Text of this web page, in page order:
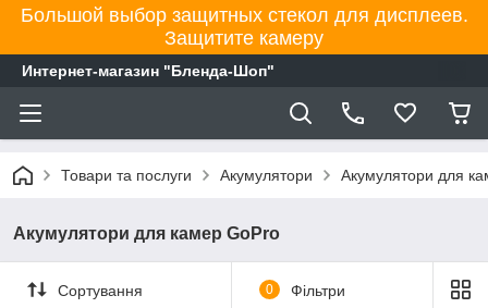
Большой выбор защитных стекол для дисплеев.
Защитите камеру
Интернет-магазин "Бленда-Шоп"
Товари та послуги Акумулятори Акумулятори для
Акумулятори для камер GoPro
Сортування 0 Фільтри